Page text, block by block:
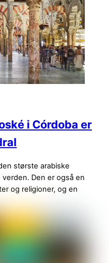
i Córdoba er
største arabiske
Den er også en
og religioner, og en